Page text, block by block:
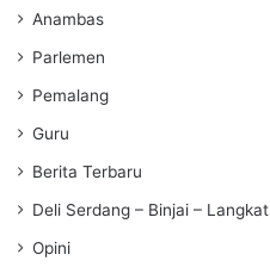
Anambas
Parlemen
Pemalang
Guru
Berita Terbaru
Deli Serdang – Binjai – Langkat
Opini